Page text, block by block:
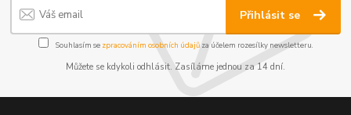
Přihlásit se
Souhlasím se zpracováním osobních údajůza účelem rozesílky newsletteru.
Můžete se kdykoli odhlásit. Zasíláme jednou za 14 dní.